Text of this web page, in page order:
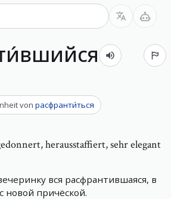
von расфранти́ться
herausstaffiert, sehr elegant
вся расфрантившаяся, в
новой причёской.